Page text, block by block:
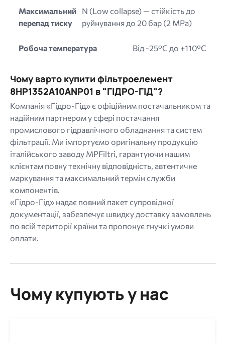
Максимальний
перепад тиску
N (Low collapse) — стійкість до
руйнування до 20 бар (2 MPa)
Робоча температура Від -25°C до +110°C
Чому варто купити фільтроелемент
8HP1352A10ANP01 в "ГІДРО-ГІД"?
Компанія «Гідро-Гід» є офіційним постачальником та
надійним партнером у сфері постачання
промислового гідравлічного обладнання та систем
фільтрації. Ми імпортуємо оригінальну продукцію
італійського заводу MPFiltri, гарантуючи нашим
клієнтам повну технічну відповідність, автентичне
маркування та максимальний термін служби
компонентів.
«Гідро-Гід» надає повний пакет супровідної
документації, забезпечує швидку доставку замовлень
по всій території країни та пропонує гнучкі умови
оплати.
Чому купують у нас